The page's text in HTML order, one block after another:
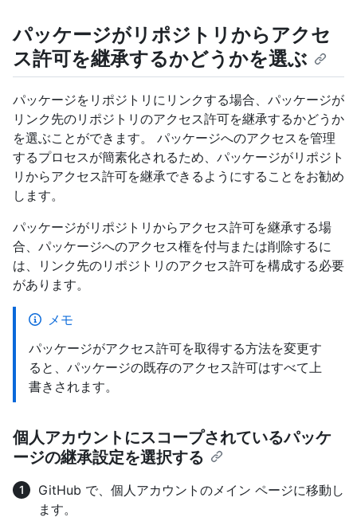
パッケージがリポジトリからアクセ
ス許可を継承するかどうかを選ぶ
パッケージをリポジトリにリンクする場合、パッケージが
リンク先のリポジトリのアクセス許可を継承するかどうか
を選ぶことができます。 パッケージへのアクセスを管理
するプロセスが簡素化されるため、パッケージがリポジト
リからアクセス許可を継承できるようにすることをお勧め
します。
パッケージがリポジトリからアクセス許可を継承する場
合、パッケージへのアクセス権を付与または削除するに
は、リンク先のリポジトリのアクセス許可を構成する必要
があります。
メモ
パッケージがアクセス許可を取得する方法を変更す
ると、パッケージの既存のアクセス許可はすべて上
書きされます。
個人アカウントにスコープされているパッケ
ージの継承設定を選択する
GitHub で、個人アカウントのメイン ページに移動し
ます。